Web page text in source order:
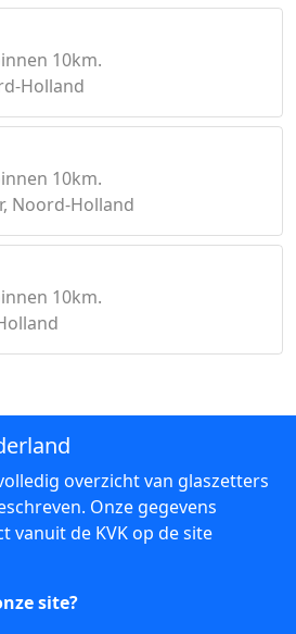
10km.
Holland
10km.
Noord-Holland
10km.
overzicht van glaszetters
Onze gegevens
vanuit de KVK op de site
site?